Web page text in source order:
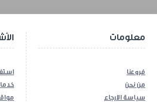
معلومات
فروعنا
من نحن
سياسة الارجاع